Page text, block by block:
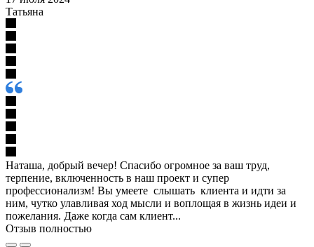
Татьяна
Наташа, добрый вечер! Спасибо огромное за ваш труд,
терпение, включенность в наш проект и супер
профессионализм! Вы умеете слышать клиента и идти за
ним, чутко улавливая ход мысли и воплощая в жизнь идеи и
пожелания. Даже когда сам клиент...
Отзыв полностью